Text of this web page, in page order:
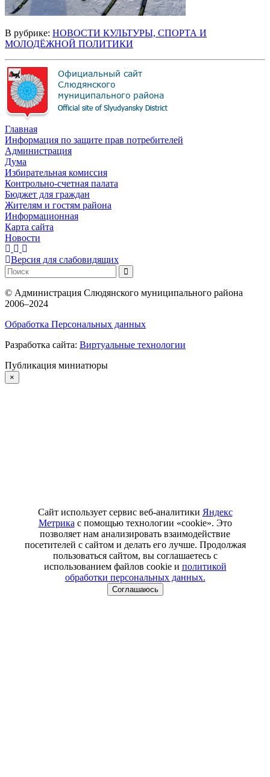
В рубрике: НОВОСТИ КУЛЬТУРЫ, СПОРТА И
МОЛОДЁЖНОЙ ПОЛИТИКИ
Главная
Информация по защите прав потребителей
Администрация
Дума
Избирательная комиссия
Контрольно-счетная палата
Бюджет для граждан
Жителям и гостям района
Информационная
Карта сайта
Новости
Версия для слабовидящих
© Администрация Слюдянского муниципального района
2006–2024
Обработка Персональных данных
Разработка сайта: Виртуальные технологии
Публикация миниатюры
×
Сайт использует сервис веб-аналитики Яндекс
Метрика с помощью технологии «cookie». Это
позволяет нам анализировать взаимодействие
посетителей с сайтом и делать его лучше. Продолжая
пользоваться сайтом, вы соглашаетесь с
использованием файлов cookie и политикой
обработки персональных данных.
Соглашаюсь